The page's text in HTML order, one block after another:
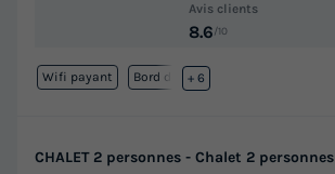
Avis clients
8.6/10
Wifi payant Bord de mer
+ 6
CHALET 2 personnes - Chalet 2 personnes